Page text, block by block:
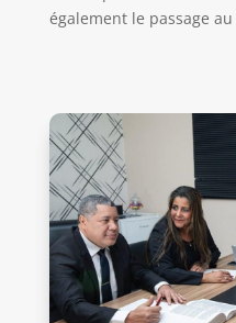
également le passage